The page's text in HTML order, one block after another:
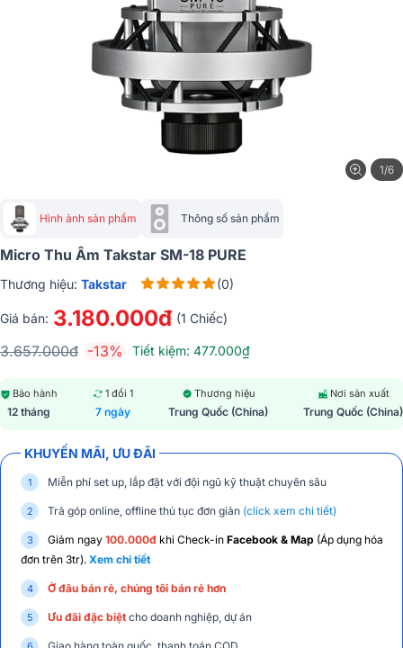
1/6
Hình ảnh sản phẩm Thông số sản phẩm
Micro Thu Âm Takstar SM-18 PURE
Thương hiệu: Takstar (0)
Giá bán: 3.180.000đ (1 Chiếc)
3.657.000đ -13% Tiết kiệm: 477.000₫
Bảo hành
12 tháng
1 đổi 1
7 ngày
Thương hiệu
Trung Quốc (China)
Nơi sản xuất
Trung Quốc (China)
KHUYẾN MÃI, ƯU ĐÃI
Miễn phí set up, lắp đặt với đội ngũ kỹ thuật chuyên sâu
Trả góp online, offline thủ tục đơn giản (click xem chi tiết)
Giảm ngay 100.000đ khi Check-in Facebook & Map (Áp dụng hóa
đơn trên 3tr). Xem chi tiết
Ở đâu bán rẻ, chúng tôi bán rẻ hơn
Ưu đãi đặc biệt cho doanh nghiệp, dự án